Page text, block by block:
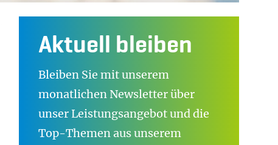
Aktuell bleiben
Bleiben Sie mit unserem
monatlichen Newsletter über
unser Leistungsangebot und die
Top-Themen aus unserem